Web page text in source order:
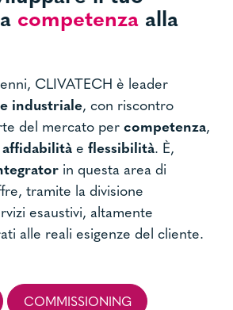
competenza alla
CLIVATECH è leader
industriale, con riscontro
del mercato per competenza,
affidabilità e flessibilità. È,
in questa area di
tramite la divisione
esaustivi, altamente
alle reali esigenze del cliente.
COMMISSIONING